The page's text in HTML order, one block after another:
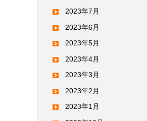
2023年7月
2023年6月
2023年5月
2023年4月
2023年3月
2023年2月
2023年1月